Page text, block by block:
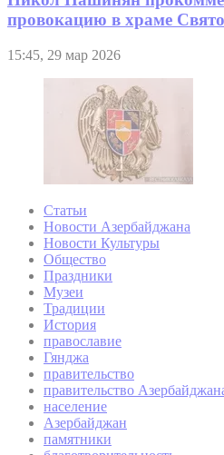
провокацию в храме
15:45, 29 мар 2026
Статьи
Новости Азербайджана
Новости Культуры
Общество
Праздники
Музеи
Традиции
История
православие
Гянджа
правительство
правительство
население
Азербайджан
памятники